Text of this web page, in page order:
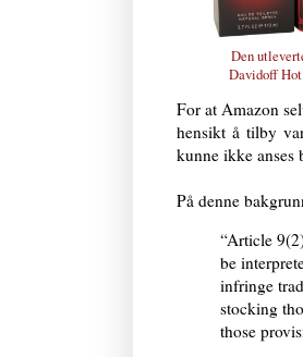
Den
Davidoff
For at Amazon
hensikt å tilby
kunne ikke anses
På denne
“Article
be
infringe
stocking
those